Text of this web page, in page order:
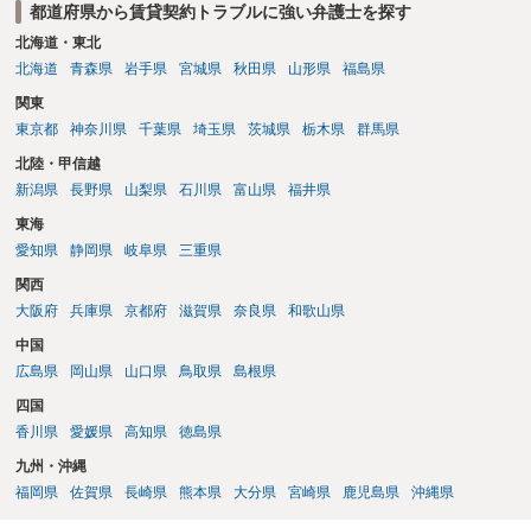
れます。 建物が未登記であること自体は、賃貸借契約の有効性を直ち
に否定するものではなく、引渡しがされていれば賃貸借の効力は原則
有効とされています。 今後の交渉では、①現在は普通借家契約が継続
（誰が所有者で誰が実際に住む予定か等）を具体的に書面で説明して
ほしいこと、③自分たちの居住継続の必要性を丁寧に伝えること、を
基本方針としたうえで、仮に一定時期の退去を検討する場合には、立
成することが重要です。 契約書では、更新条項・解除条項・期間の定
め・定期借家に関する記載の有無、これまでの更新時の合意内容
（「今回で最後」などの文言）が、借主不利な特約として無効になり
容を十分に確認し、不明点は弁護士に相談することをおすすめしま
す。
都道府県から賃貸契約トラブルに強い弁護士を探す
北海道・東北
北海道
青森県 岩手県 宮城県 秋田県 山形県 福島県
関東
東京都
神奈川県 千葉県 埼玉県 茨城県 栃木県 群馬県
北陸・甲信越
新潟県
長野県 山梨県 石川県 富山県 福井県
東海
愛知県
静岡県 岐阜県 三重県
関西
大阪府
兵庫県 京都府 滋賀県 奈良県 和歌山県
中国
広島県
岡山県 山口県 鳥取県 島根県
四国
香川県
愛媛県 高知県 徳島県
九州・沖縄
福岡県
佐賀県 長崎県 熊本県 大分県 宮崎県 鹿児島県 沖縄県